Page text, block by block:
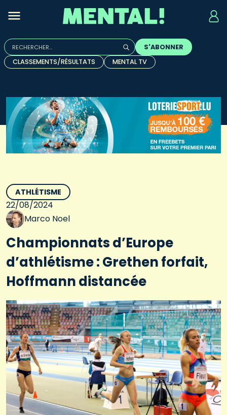
Rechercher :
Quand les résultats de l'auto-complétion sont
S'ABONNER
CLASSEMENTS/RÉSULTATS
MENTAL TV
ATHLÉTISME
22/08/2024
Marco Noel
Championnats d’Europe
d’athlétisme : Grethen forfait,
Hoffmann distancée